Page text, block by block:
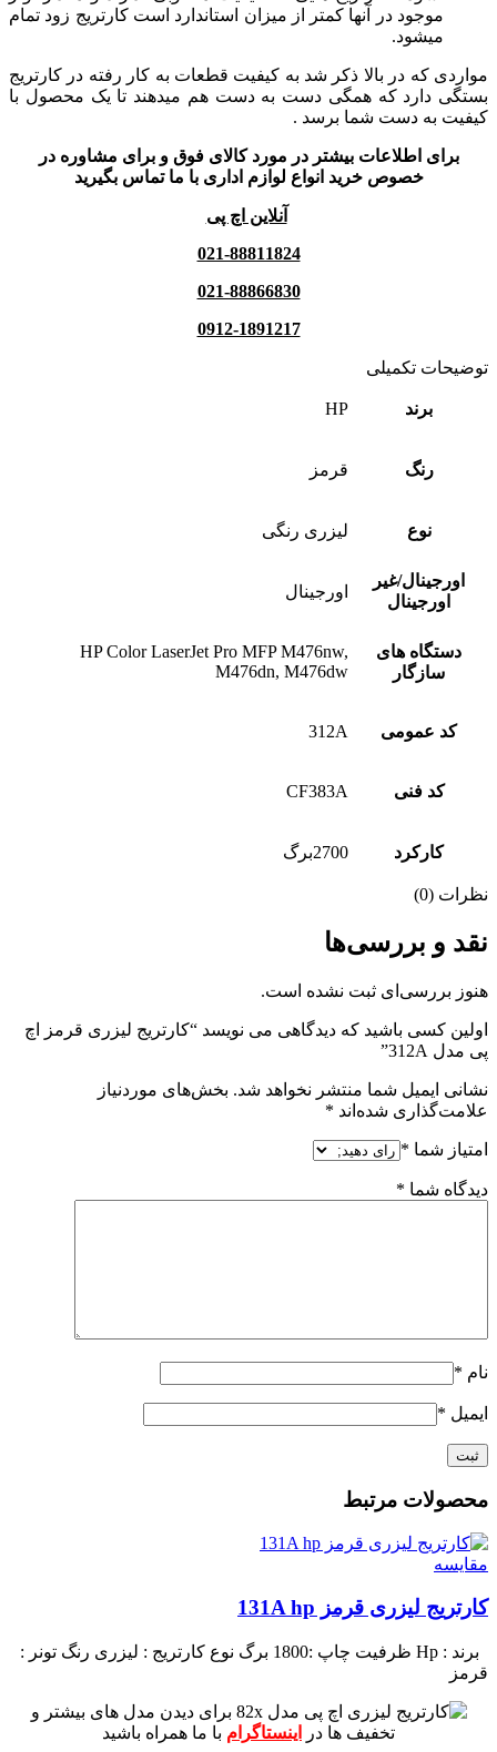
موجود در آنها کمتر از میزان استاندارد است کارتریج زود تمام
میشود.
مواردی که در بالا ذکر شد به کیفیت قطعات به کار رفته در کارتریج
بستگی دارد که همگی دست به دست هم میدهند تا یک محصول با
کیفیت به دست شما برسد .
برای اطلاعات بیشتر در مورد کالای فوق و برای مشاوره در
خصوص خرید انواع لوازم اداری با ما تماس بگیرید
آنلاین اچ پی
021-88811824
021-88866830
0912-1891217
توضیحات تکمیلی
برند HP
رنگ قرمز
نوع لیزری رنگی
اورجینال/غیر
اورجینال
اورجینال
دستگاه های
سازگار
HP Color LaserJet Pro MFP M476nw,
M476dn, M476dw
کد عمومی 312A
کد فنی CF383A
کارکرد 2700برگ
نظرات (0)
نقد و بررسی‌ها
هنوز بررسی‌ای ثبت نشده است.
اولین کسی باشید که دیدگاهی می نویسد “کارتریج لیزری قرمز اچ
پی مدل 312A”
نشانی ایمیل شما منتشر نخواهد شد. بخش‌های موردنیاز
علامت‌گذاری شده‌اند *
امتیاز شما *
دیدگاه شما *
نام *
ایمیل *
محصولات مرتبط
مقايسه
کارتریج لیزری قرمز 131A hp
برند : Hp ظرفیت چاپ :1800 برگ نوع کارتریج : لیزری رنگ تونر :
قرمز
برای دیدن مدل های بیشتر و
تخفیف ها در
اینستاگرام با ما همراه باشید